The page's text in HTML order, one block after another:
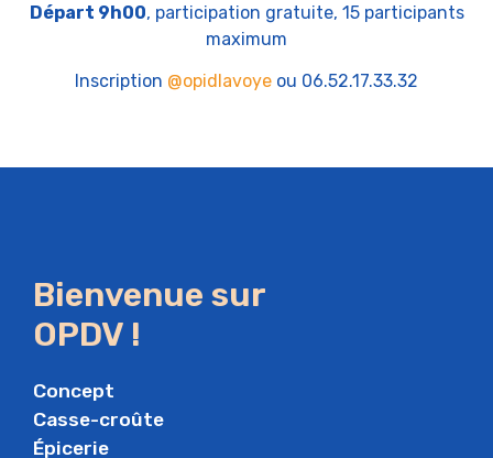
Départ 9h00, participation gratuite, 15 participants
maximum
Inscription @opidlavoye ou 06.52.17.33.32
Bienvenue sur
OPDV !
Concept
Casse-croûte
Épicerie